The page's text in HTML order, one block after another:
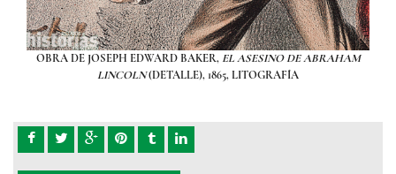
OBRA DE JOSEPH EDWARD BAKER, EL ASESINO DE ABRAHAM
LINCOLN(DETALLE), 1865, LITOGRAFÍA